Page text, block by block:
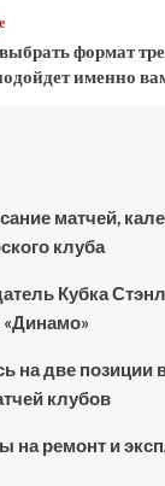
формат
именно
матчей,
клуба
Кубка
«Динамо»
на две позиции
клубов
на ремонт и